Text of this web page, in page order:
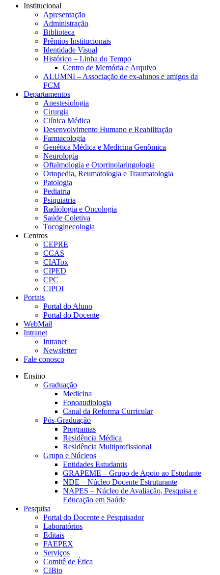
Institucional
Apresentação
Administração
Biblioteca
Prêmios Institucionais
Identidade Visual
Histórico – Linha do Tempo
Centro de Memória e Arquivo
ALUMNI – Associação de ex-alunos e amigos da
FCM
Departamentos
Anestesiologia
Cirurgia
Clínica Médica
Desenvolvimento Humano e Reabilitação
Farmacologia
Genética Médica e Medicina Genômica
Neurologia
Oftalmologia e Otorrinolaringologia
Ortopedia, Reumatologia e Traumatologia
Patologia
Pediatria
Psiquiatria
Radiologia e Oncologia
Saúde Coletiva
Tocoginecologia
Centros
CEPRE
CCAS
CIATox
CIPED
CPC
CIPOI
Portais
Portal do Aluno
Portal do Docente
WebMail
Intranet
Intranet
Newsletter
Fale conosco
Ensino
Graduação
Medicina
Fonoaudiologia
Canal da Reforma Curricular
Pós-Graduação
Programas
Residência Médica
Residência Multiprofissional
Grupo e Núcleos
Entidades Estudantis
GRAPEME – Grupo de Apoio ao Estudante
NDE – Núcleo Docente Estruturante
NAPES – Núcleo de Avaliação, Pesquisa e
Educação em Saúde
Pesquisa
Portal do Docente e Pesquisador
Laboratórios
Editais
FAEPEX
Serviços
Comitê de Ética
CIBio